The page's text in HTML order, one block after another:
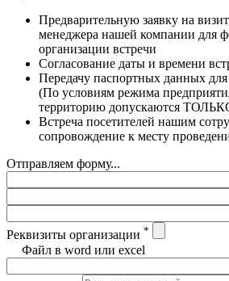
Предварительную заявку на
менеджера нашей компании для
организации встречи
Согласование даты и времени
Передачу паспортных данных
(По условиям режима
территорию допускаются
Встреча посетителей нашим
сопровождение к месту
Отправляем форму...
Реквизиты организации *
Файл в word или excel